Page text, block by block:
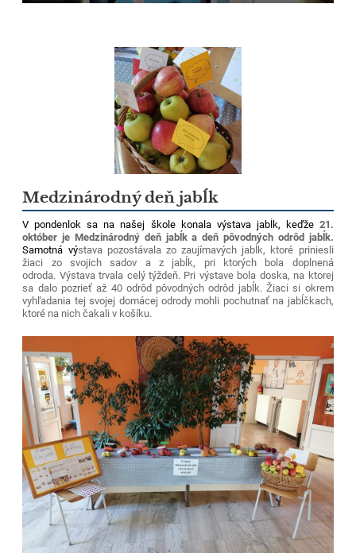
Medzinárodný deň jabĺk
V pondenlok sa na našej škole konala výstava jabĺk, keďže 21.
október je Medzinárodný deň jabĺk a deň pôvodných odrôd jabĺk.
Samotná výstava pozostávala zo zaujímavých jabĺk, ktoré priniesli
žiaci zo svojich sadov a z jabĺk, pri ktorých bola doplnená
odroda. Výstava trvala celý týždeň. Pri výstave bola doska, na ktorej
sa dalo pozrieť až 40 odrôd pôvodných odrôd jabĺk. Žiaci si okrem
vyhľadania tej svojej domácej odrody mohli pochutnať na jabĺčkach,
ktoré na nich čakali v košíku.